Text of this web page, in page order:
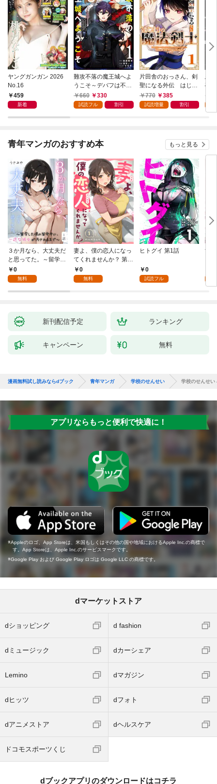
ヤングガンガン 2026
No.16
459
新着
難攻不落の魔王城へよ
うこそ～デバフは不要
と勇者パーティーを追
い出された黒魔導士、
660 330
試読フル 割引
片田舎のおっさん、剣
聖になる外伝 はじま
りの魔法剣士 1巻
770 385
試読増量 割引
悪
破
叩
つ
か
青年マンガのおすすめ本 もっと見る
３か月なら、大丈夫だ
と思ってた。～留学し
た僕の留守中に、一途
な彼女が汚されるまで
0
無料
妻よ、僕の恋人になっ
てくれませんか？ 第1
話0
無料
ヒトグイ 第1話
0
試読フル
世
新刊配信予定 ランキング
キャンペーン 無料
漫画無料試し読みならdブック 青年マンガ 学校のせんせい 学校のせんせい
アプリならもっと便利で快適に！
Appleのロゴ、App Storeは、米国もしくはその他の国や地域におけるApple Inc.の商標で
す。App Storeは、Apple Inc.のサービスマークです。
Google Play および Google Play ロゴは Google LLC の商標です。
dマーケットストア
dショッピング d fashion
dミュージック dカーシェア
Lemino dマガジン
dヒッツ dフォト
dアニメストア dヘルスケア
ドコモスポーツくじ
dブックアプリのダウンロードはコチラ